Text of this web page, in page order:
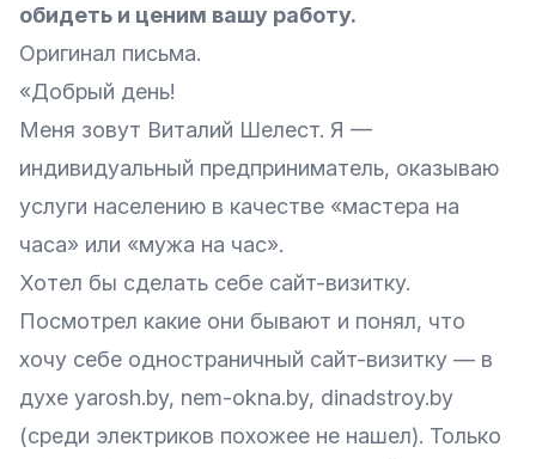
обидеть и ценим вашу работу.
Оригинал письма.
«Добрый день!
Меня зовут Виталий Шелест. Я —
индивидуальный предприниматель, оказываю
услуги населению в качестве «мастера на
часа» или «мужа на час».
Хотел бы сделать себе сайт-визитку.
Посмотрел какие они бывают и понял, что
хочу себе одностраничный сайт-визитку — в
духе yarosh.by, nem-okna.by, dinadstroy.by
(среди электриков похожее не нашел). Только